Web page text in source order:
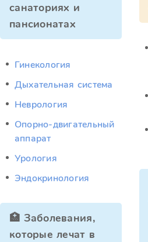
санаториях и
пансионатах
Гинекология
Дыхательная система
Неврология
Опорно-двигательный
аппарат
Урология
Эндокринология
🏥 Заболевания,
которые лечат в